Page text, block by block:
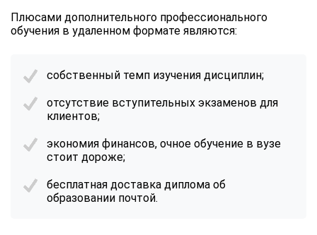
Плюсами дополнительного профессионального
обучения в удаленном формате являются:
собственный темп изучения дисциплин;
отсутствие вступительных экзаменов для
клиентов;
экономия финансов, очное обучение в вузе
стоит дороже;
бесплатная доставка диплома об
образовании почтой.